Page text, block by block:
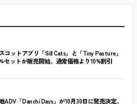
コットアプリ「Sill Cats」と「Tiny Pasture」
セットが販売開始。通常価格より10%割引
ADV「Danchi Days」が10月30日に発売決定。